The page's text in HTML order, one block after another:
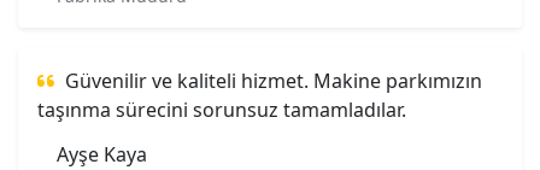
Güvenilir ve kaliteli hizmet. Makine parkımızın
taşınma sürecini sorunsuz tamamladılar.
Ayşe Kaya